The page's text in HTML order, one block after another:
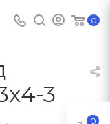
0
3
0